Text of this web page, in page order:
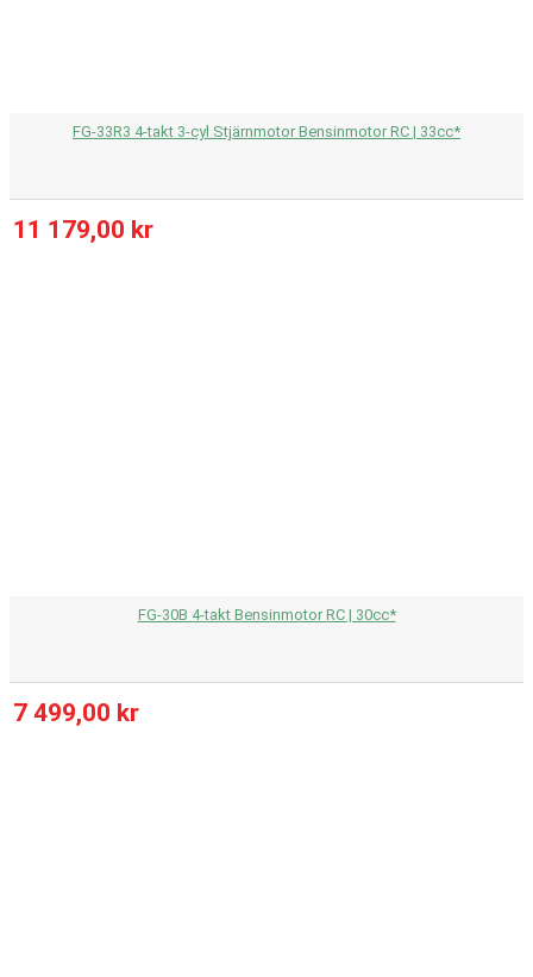
FG-33R3 4-takt 3-cyl Stjärnmotor Bensinmotor RC | 33cc*
11 179,00 kr
FG-30B 4-takt Bensinmotor RC | 30cc*
7 499,00 kr